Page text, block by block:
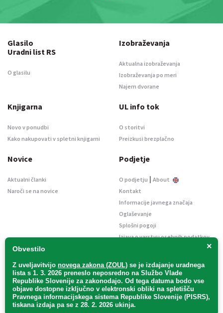
×
Obvestilo
Z uveljavitvijo novega zakona (ZOUL) se je izdajanje uradnega
lista s 1. 3. 2026 preneslo neposredno na Službo Vlade
Republike Slovenije za zakonodajo. Od tega datuma bodo vse
objave dostopne izključno v elektronski obliki na spletišču
Pravnega informacijskega sistema Republike Slovenije (PISRS),
tiskana izdaja pa se z 28. 2. 2026 ukinja.
Glasilo
Uradni list RS
O glasilu
Izobraževanja
Aktualna izobraževanja
Izobraževanja po meri
Najem dvorane
Knjigarna
Novo v ponudbi
Kako nakupovati v spletni knjigarni
UL info tok
O storitvi
Preizkusi brezplačno
Novice
Aktualni članki
Naroči se na novice
Podjetje
O podjetju | About
Kontakt
Informacije javnega značaja
Oglaševanje
Splošni pogoji
Izjava o varstvu osebnih podatkov
Uradni list d. o. o. – v likvidaciji / Vse pravice pridržane.